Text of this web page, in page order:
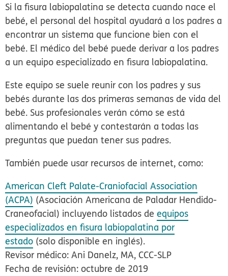
Si la fisura labiopalatina se detecta cuando nace el
bebé, el personal del hospital ayudará a los padres a
encontrar un sistema que funcione bien con el
bebé. El médico del bebé puede derivar a los padres
a un equipo especializado en fisura labiopalatina.
Este equipo se suele reunir con los padres y sus
bebés durante las dos primeras semanas de vida del
bebé. Sus profesionales verán cómo se está
alimentando el bebé y contestarán a todas las
preguntas que puedan tener sus padres.
También puede usar recursos de internet, como:
American Cleft Palate-Craniofacial Association
(ACPA) (Asociación Americana de Paladar Hendido-
Craneofacial) incluyendo listados deequipos
especializados en fisura labiopalatina por
estado (solo disponible en inglés).
Revisor médico: Ani Danelz, MA, CCC-SLP
Fecha de revisión: octubre de 2019